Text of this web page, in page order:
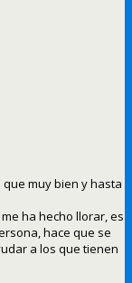
muy bien y hasta
ha hecho llorar, es
hace que se
a los que tienen